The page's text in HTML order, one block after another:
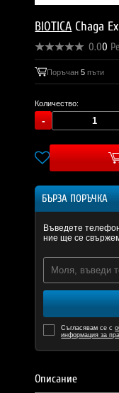
BIOTICA Chaga
0.00
Поръчан5 пъти
Количество:
БЪРЗА ПОРЪЧКА
Въведете
ние ще се
Съгласявам се с
информация за
Описание